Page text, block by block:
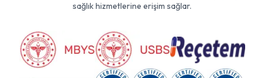
sağlık hizmetlerine erişim sağlar.